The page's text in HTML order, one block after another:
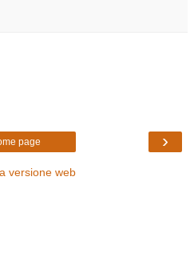
›
page
versione web